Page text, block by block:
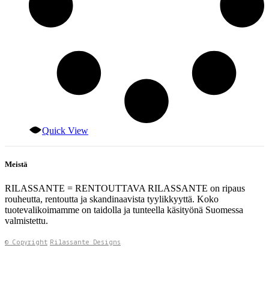
Quick View
Meistä
RILASSANTE = RENTOUTTAVA RILASSANTE on ripaus
rouheutta, rentoutta ja skandinaavista tyylikkyyttä. Koko
tuotevalikoimamme on taidolla ja tunteella käsityönä Suomessa
valmistettu.
© Copyright Rilassante Designs